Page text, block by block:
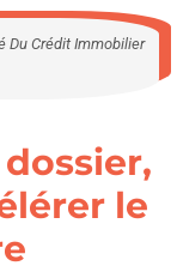
Du Crédit Immobilier
le